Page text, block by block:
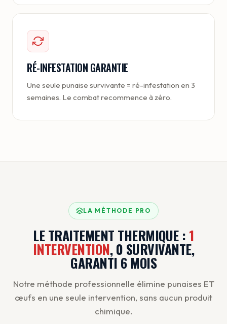
RÉ-INFESTATION GARANTIE
Une seule punaise survivante = ré-infestation en 3
semaines. Le combat recommence à zéro.
LA MÉTHODE PRO
LE TRAITEMENT THERMIQUE : 1
INTERVENTION, 0 SURVIVANTE,
GARANTI 6 MOIS
Notre méthode professionnelle élimine punaises ET
œufs en une seule intervention, sans aucun produit
chimique.